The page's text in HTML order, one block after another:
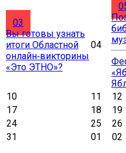
03
Вы готовы узнать
итоги Областной
онлайн‑викторины
«Это ЭТНО»?
04
10 11 12
17
18 19
24
25 26
31
01 02